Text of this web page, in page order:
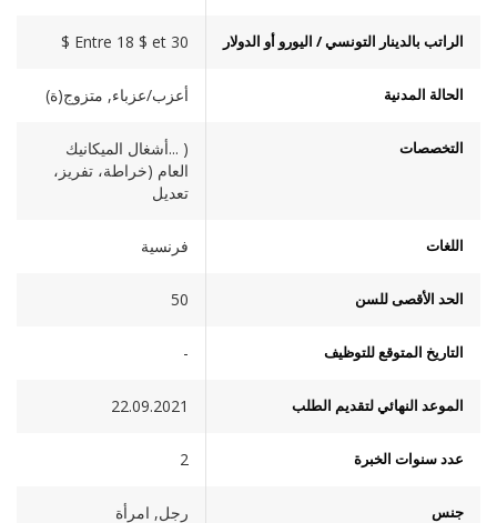
الراتب بالدينار التونسي / اليورو أو الدولار Entre 18 $ et 30 $
الحالة المدنية أعزب/عزباء, متزوج(ة)
التخصصات
( ...أشغال الميكانيك
العام (خراطة، تفريز،
تعديل
اللغات فرنسية
الحد الأقصى للسن 50
التاريخ المتوقع للتوظيف -
الموعد النهائي لتقديم الطلب 22.09.2021
عدد سنوات الخبرة 2
جنس رجل, امرأة